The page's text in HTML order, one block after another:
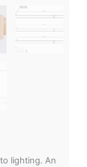
lighting. An